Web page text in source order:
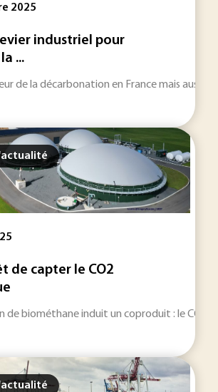
2025
levier industriel pour
...
de la décarbonation en France mais aussi
de capter le CO2
de biométhane induit un coproduit : le CO2